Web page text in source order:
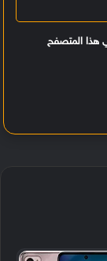
هذا المتصفح